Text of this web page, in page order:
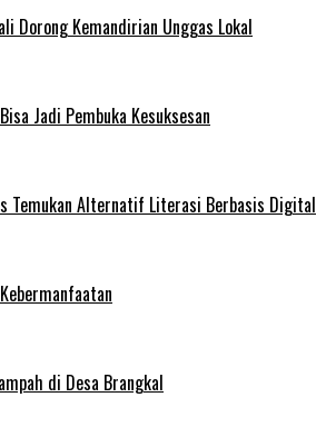
Dorong Kemandirian Unggas Lokal
Jadi Pembuka Kesuksesan
Temukan Alternatif Literasi Berbasis Digital
di Desa Brangkal